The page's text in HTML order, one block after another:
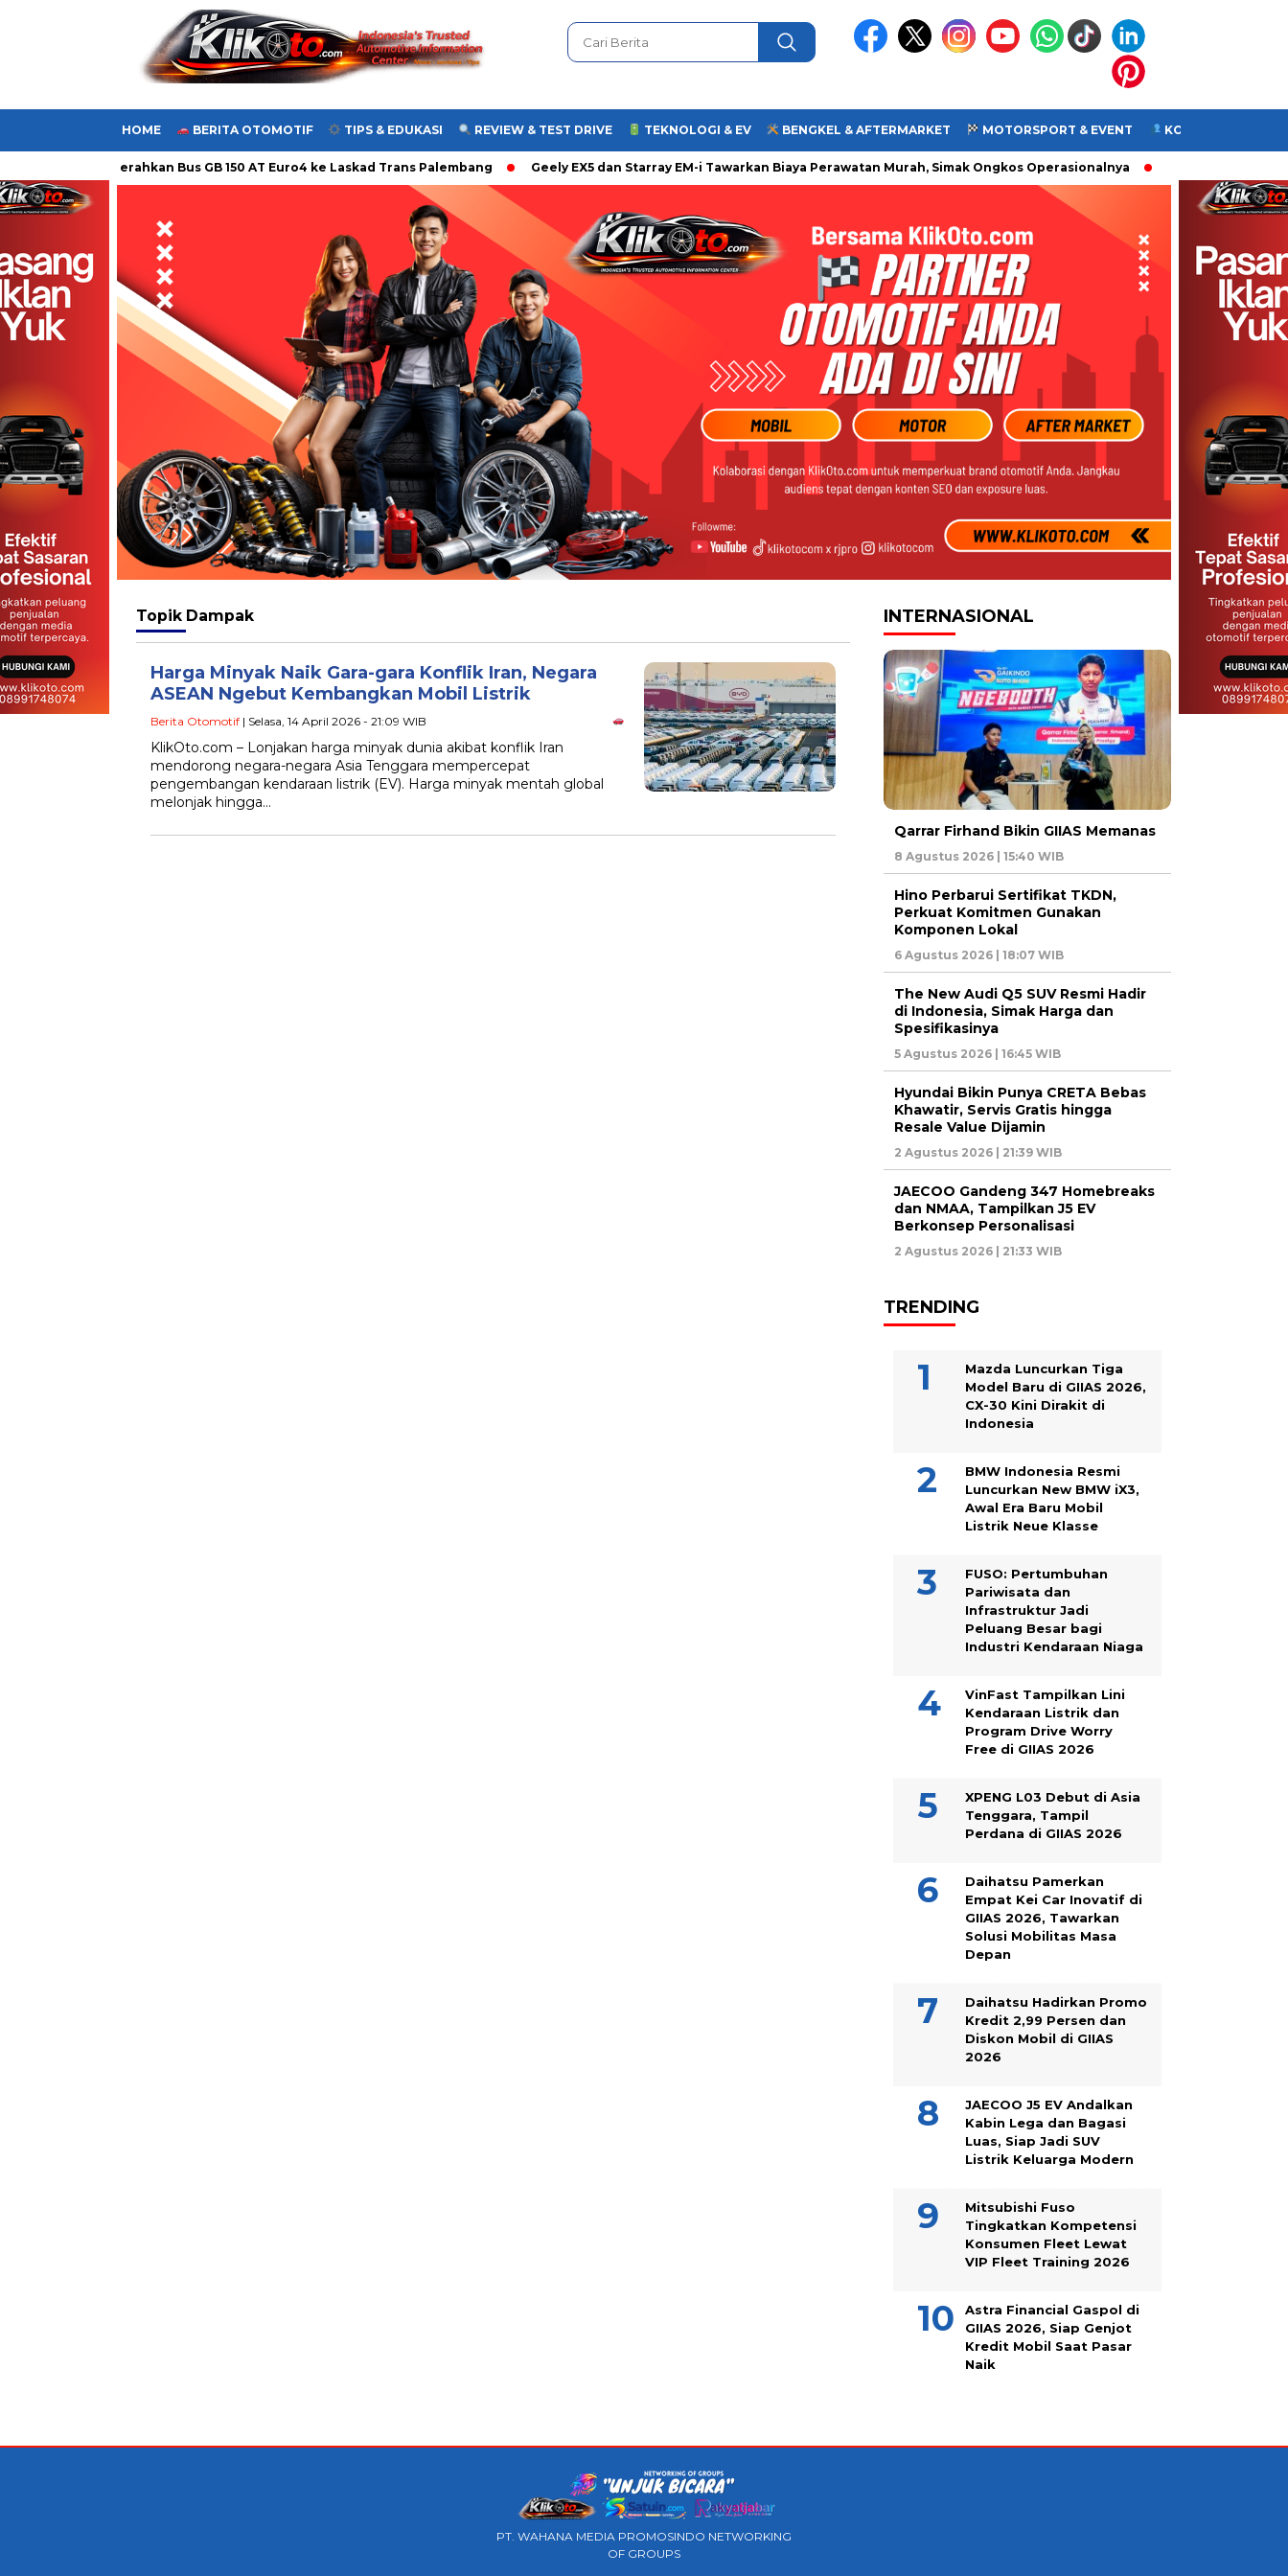
HOME BERITA OTOMOTIF TIPS & EDUKASI REVIEW & TEST DRIVE TEKNOLOGI & EV BENGKEL & AFTERMARKET MOTORSPORT & EVENT KOMUNITAS
Hino Serahkan Bus GB 150 AT Euro4 ke Laskad Trans Palembang Geely EX5 dan Starray EM-i Tawarkan Biaya Perawatan Murah, Simak Ongkos Operasionalnya Resmi! Morbidelli
Topik Dampak
Harga Minyak Naik Gara-gara Konflik Iran, Negara
ASEAN Ngebut Kembangkan Mobil Listrik
Berita Otomotif | Selasa, 14 April 2026 - 21:09 WIB
KlikOto.com – Lonjakan harga minyak dunia akibat konflik Iran
mendorong negara-negara Asia Tenggara mempercepat
pengembangan kendaraan listrik (EV). Harga minyak mentah global
melonjak hingga…
INTERNASIONAL
Qarrar Firhand Bikin GIIAS Memanas
8 Agustus 2026 | 15:40 WIB
Hino Perbarui Sertifikat TKDN,
Perkuat Komitmen Gunakan
Komponen Lokal
6 Agustus 2026 | 18:07 WIB
The New Audi Q5 SUV Resmi Hadir
di Indonesia, Simak Harga dan
Spesifikasinya
5 Agustus 2026 | 16:45 WIB
Hyundai Bikin Punya CRETA Bebas
Khawatir, Servis Gratis hingga
Resale Value Dijamin
2 Agustus 2026 | 21:39 WIB
JAECOO Gandeng 347 Homebreaks
dan NMAA, Tampilkan J5 EV
Berkonsep Personalisasi
2 Agustus 2026 | 21:33 WIB
TRENDING
Mazda Luncurkan Tiga
Model Baru di GIIAS 2026,
CX-30 Kini Dirakit di
Indonesia
BMW Indonesia Resmi
Luncurkan New BMW iX3,
Awal Era Baru Mobil
Listrik Neue Klasse
FUSO: Pertumbuhan
Pariwisata dan
Infrastruktur Jadi
Peluang Besar bagi
Industri Kendaraan Niaga
VinFast Tampilkan Lini
Kendaraan Listrik dan
Program Drive Worry
Free di GIIAS 2026
XPENG L03 Debut di Asia
Tenggara, Tampil
Perdana di GIIAS 2026
Daihatsu Pamerkan
Empat Kei Car Inovatif di
GIIAS 2026, Tawarkan
Solusi Mobilitas Masa
Depan
Daihatsu Hadirkan Promo
Kredit 2,99 Persen dan
Diskon Mobil di GIIAS
2026
JAECOO J5 EV Andalkan
Kabin Lega dan Bagasi
Luas, Siap Jadi SUV
Listrik Keluarga Modern
Mitsubishi Fuso
Tingkatkan Kompetensi
Konsumen Fleet Lewat
VIP Fleet Training 2026
Astra Financial Gaspol di
GIIAS 2026, Siap Genjot
Kredit Mobil Saat Pasar
Naik
PT. WAHANA MEDIA PROMOSINDO NETWORKING
OF GROUPS